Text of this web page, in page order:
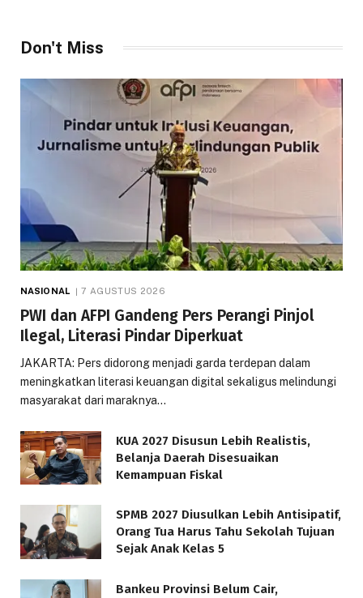
Don't Miss
NASIONAL 7 AGUSTUS 2026
PWI dan AFPI Gandeng Pers Perangi Pinjol
Ilegal, Literasi Pindar Diperkuat
JAKARTA: Pers didorong menjadi garda terdepan dalam
meningkatkan literasi keuangan digital sekaligus melindungi
masyarakat dari maraknya…
KUA 2027 Disusun Lebih Realistis,
Belanja Daerah Disesuaikan
Kemampuan Fiskal
SPMB 2027 Diusulkan Lebih Antisipatif,
Orang Tua Harus Tahu Sekolah Tujuan
Sejak Anak Kelas 5
Bankeu Provinsi Belum Cair,